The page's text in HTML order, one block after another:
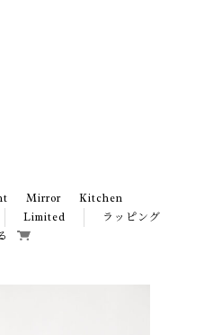
Mirror
Kitchen
Limited
ラッピング